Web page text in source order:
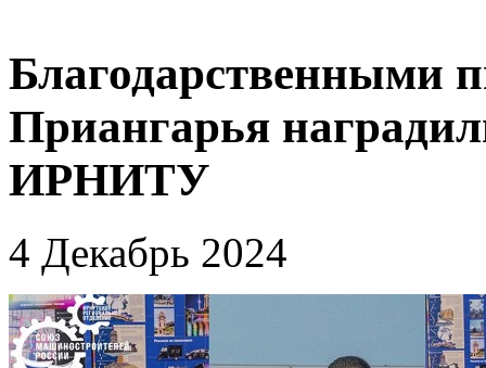
Благодарственными
Приангарья
ИРНИТУ
4 Декабрь 2024